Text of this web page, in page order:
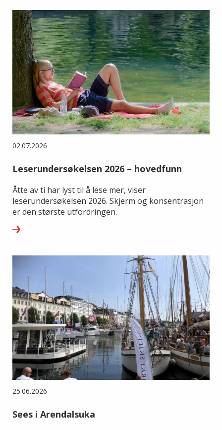
02.07.2026
Leserundersøkelsen 2026 – hovedfunn
Åtte av ti har lyst til å lese mer, viser
leserundersøkelsen 2026. Skjerm og konsentrasjon
er den største utfordringen.
25.06.2026
Sees i Arendalsuka